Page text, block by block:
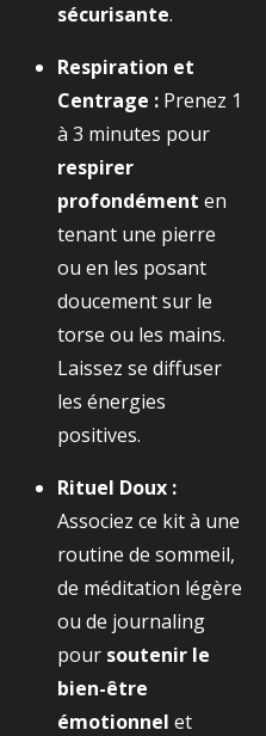
sécurisante.
Respiration et
Centrage : Prenez 1
à 3 minutes pour
respirer
profondément en
tenant une pierre
ou en les posant
doucement sur le
torse ou les mains.
Laissez se diffuser
les énergies
positives.
Rituel Doux :
Associez ce kit à une
routine de sommeil,
de méditation légère
ou de journaling
pour soutenir le
bien-être
émotionnel et